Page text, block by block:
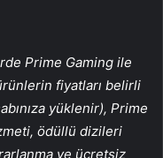
Prime Gaming ile
fiyatları belirli
yüklenir), Prime
ödüllü dizileri
ve ücretsiz